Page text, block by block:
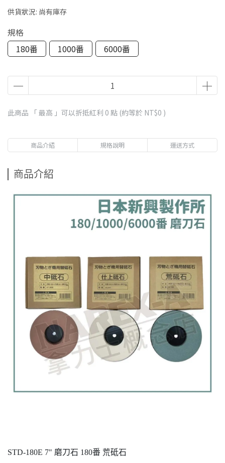
供貨狀況: 尚有庫存
規格
180番
1000番 6000番
此商品 「 最高 」可以折抵紅利 0 點 (約等於 NT$0 )
商品介紹 規格說明 運送方式
商品介紹
STD-180E 7" 磨刀石 180番 荒砥石